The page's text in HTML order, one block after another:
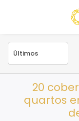
20
quartos